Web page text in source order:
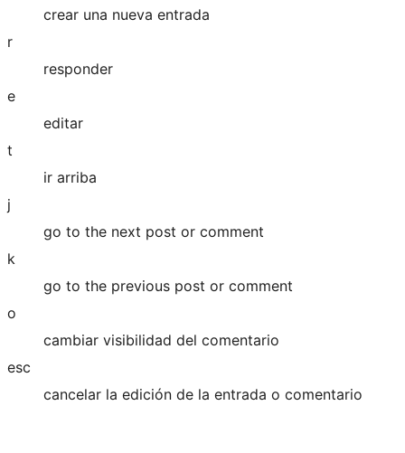
crear una nueva entrada
r
responder
e
editar
t
ir arriba
j
go to the next post or comment
k
go to the previous post or comment
o
cambiar visibilidad del comentario
esc
cancelar la edición de la entrada o comentario